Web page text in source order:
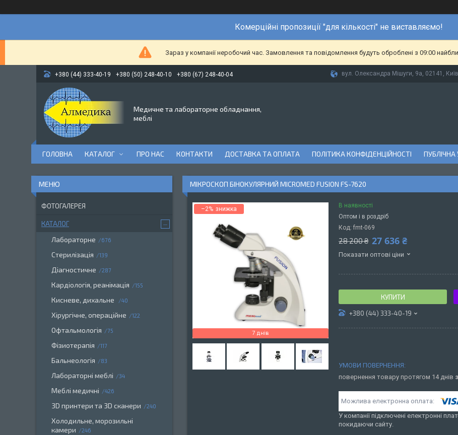
Комерційні пропозиції "для кількості" не виставляємо!
Зараз у компанії неробочий час. Замовлення та повідомлення будуть оброблені з 09:00
+380 (44) 333-40-19 +380 (50) 248-40-10 +380 (67) 248-40-04 вул. Олександра Мішуги, 9а, 02141,
Медичне та лабораторне обладнання,
меблі
ГОЛОВНА КАТАЛОГ ПРО НАС КОНТАКТИ ДОСТАВКА ТА ОПЛАТА ПОЛІТИКА КОНФІДЕНЦІЙНОСТІ
МІКРОСКОП БІНОКУЛЯРНИЙ MICROMED FUSION FS-7620
–2%
7 днів
В наявності
Оптом і в роздріб
Код: fmt-069
28 200 ₴ 27 636 ₴
Показати оптові ціни
КУПИТИ
+380 (44) 333-40-19
повернення товару протягом 14 днів
У компанії підключені електронні
покидаючи сайту.
ФОТОГАЛЕРЕЯ
КАТАЛОГ
Лабораторне 676
Стерилізація 139
Діагностичне 287
Кардіологія, реанімація 155
Кисневе, дихальне 40
Хірургічне, операційне 122
Офтальмологія 75
Фізиотерапія 117
Бальнеологія 83
Лабораторні меблі 34
Меблі медичні 426
3D принтери та 3D сканери 240
Холодильне, морозильні
камери
246